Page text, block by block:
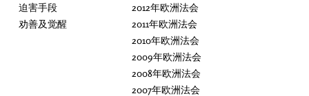
迫害手段
劝善及觉醒
2012年欧洲法会
2011年欧洲法会
2010年欧洲法会
2009年欧洲法会
2008年欧洲法会
2007年欧洲法会